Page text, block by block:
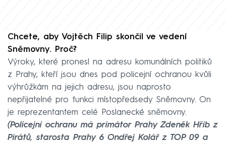
Chcete, aby Vojtěch Filip skončil ve vedení
Sněmovny. Proč?
Výroky, které pronesl na adresu komunálních politiků
z Prahy, kteří jsou dnes pod policejní ochranou kvůli
výhrůžkám na jejich adresu, jsou naprosto
nepřijatelné pro funkci místopředsedy Sněmovny. On
je reprezentantem celé Poslanecké sněmovny.
(Policejní ochranu má primátor Prahy Zdeněk Hřib z
Pirátů, starosta Prahy 6 Ondřej Kolář z TOP 09 a